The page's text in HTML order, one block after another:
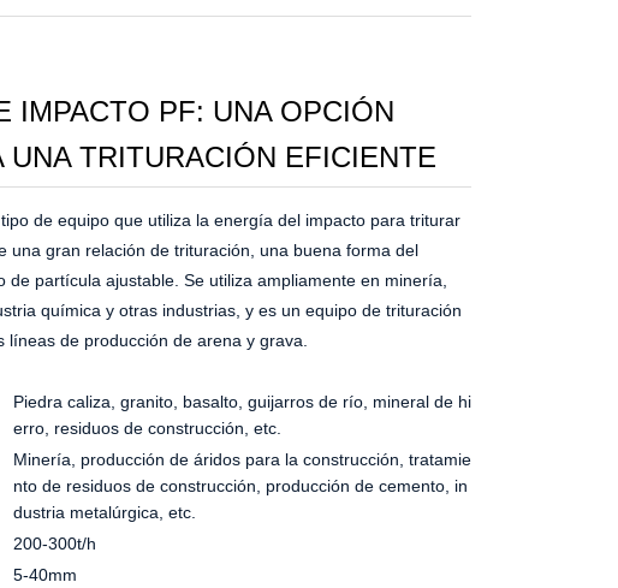
IMPACTO PF: UNA OPCIÓN
UNA TRITURACIÓN EFICIENTE
de equipo que utiliza la energía del impacto para triturar
una gran relación de trituración, una buena forma del
de partícula ajustable. Se utiliza ampliamente en minería,
química y otras industrias, y es un equipo de trituración
de producción de arena y grava.
Piedra caliza, granito, basalto, guijarros de río, mineral de hi
erro, residuos de construcción, etc.
Minería, producción de áridos para la construcción, tratamie
nto de residuos de construcción, producción de cemento, in
dustria metalúrgica, etc.
200-300t/h
5-40mm